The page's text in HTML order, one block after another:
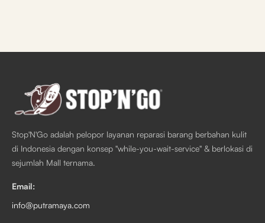
Stop'N'Go adalah pelopor layanan reparasi barang berbahan kulit
di Indonesia dengan konsep "while-you-wait-service" & berlokasi di
sejumlah Mall ternama.
Email:
info@putramaya.com